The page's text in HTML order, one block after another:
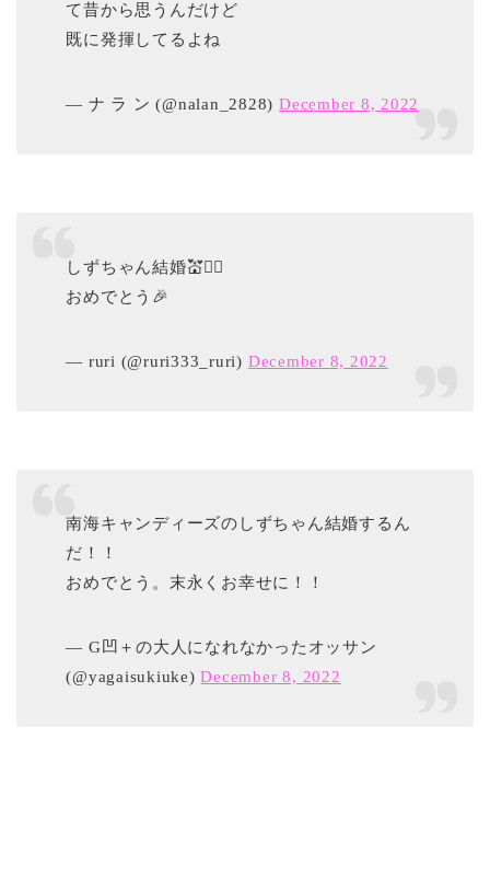
て昔から思うんだけど
既に発揮してるよね
— ナ ラ ン (@nalan_2828) December 8, 2022
しずちゃん結婚💒👰‍♀️
おめでとう🎉
— ruri (@ruri333_ruri) December 8, 2022
南海キャンディーズのしずちゃん結婚するん
だ！！
おめでとう。末永くお幸せに！！
— G凹＋の大人になれなかったオッサン
(@yagaisukiuke)December 8, 2022